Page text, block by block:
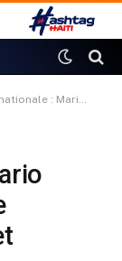
annonce une offensive structurée et irréversible